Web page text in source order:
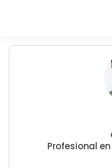
Profesional